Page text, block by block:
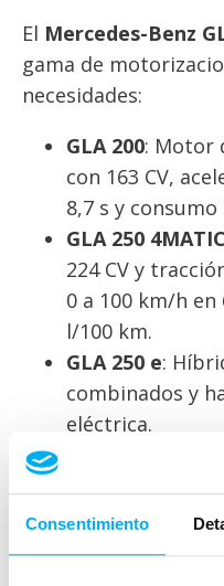
Consentimiento
El Mercedes-Benz
gama de
necesidades:
GLA 200: Motor
con 163 CV,
8,7 s y
GLA 250 4MATIC
224 CV y
0 a 100 km/h en
l/100 km.
GLA 250 e:
combinados y
eléctrica.
diésel con 150
con un